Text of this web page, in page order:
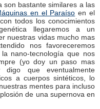
son bastante similares a las
en el Paraíso en el
todos los conocimientos
llegaremos a un
nuestras vidas mucho mas
nos favoreceremos
nano-tecnología que nos
(yo doy un paso mas
que eventualmente
a cuerpos sintéticos, lo
mentes para incluso
de una supernova en